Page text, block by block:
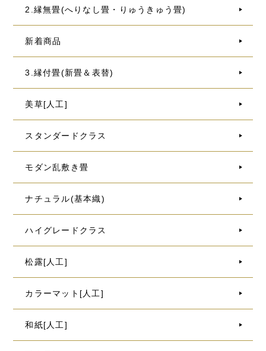
2.縁無畳(へりなし畳・りゅうきゅう畳)
新着商品
3.縁付畳(新畳＆表替)
美草[人工]
スタンダードクラス
モダン乱敷き畳
ナチュラル(基本織)
ハイグレードクラス
松露[人工]
カラーマット[人工]
和紙[人工]